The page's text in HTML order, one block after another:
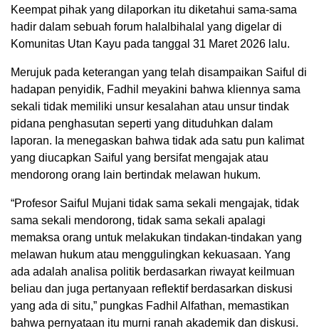
Keempat pihak yang dilaporkan itu diketahui sama-sama
hadir dalam sebuah forum halalbihalal yang digelar di
Komunitas Utan Kayu pada tanggal 31 Maret 2026 lalu.
Merujuk pada keterangan yang telah disampaikan Saiful di
hadapan penyidik, Fadhil meyakini bahwa kliennya sama
sekali tidak memiliki unsur kesalahan atau unsur tindak
pidana penghasutan seperti yang dituduhkan dalam
laporan. Ia menegaskan bahwa tidak ada satu pun kalimat
yang diucapkan Saiful yang bersifat mengajak atau
mendorong orang lain bertindak melawan hukum.
“Profesor Saiful Mujani tidak sama sekali mengajak, tidak
sama sekali mendorong, tidak sama sekali apalagi
memaksa orang untuk melakukan tindakan-tindakan yang
melawan hukum atau menggulingkan kekuasaan. Yang
ada adalah analisa politik berdasarkan riwayat keilmuan
beliau dan juga pertanyaan reflektif berdasarkan diskusi
yang ada di situ,” pungkas Fadhil Alfathan, memastikan
bahwa pernyataan itu murni ranah akademik dan diskusi.